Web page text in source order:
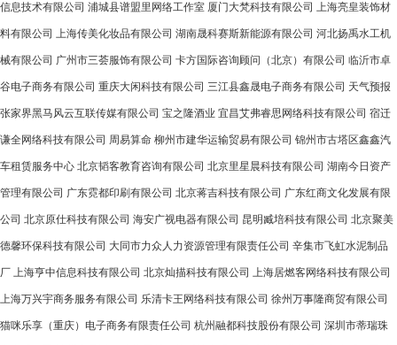
信息技术有限公司 浦城县谱盟里网络工作室 厦门大梵科技有限公司 上海亮皇装饰材
料有限公司 上海传美化妆品有限公司 湖南晟科赛斯新能源有限公司 河北扬禹水工机
械有限公司 广州市三荟服饰有限公司 卡方国际咨询顾问（北京）有限公司 临沂市卓
谷电子商务有限公司 重庆大闲科技有限公司 三江县鑫晟电子商务有限公司 天气预报
张家界黑马风云互联传媒有限公司 宝之隆酒业 宜昌艾弗睿思网络科技有限公司 宿迁
谦全网络科技有限公司 周易算命 柳州市建华运输贸易有限公司 锦州市古塔区鑫鑫汽
车租赁服务中心 北京韬客教育咨询有限公司 北京里星晨科技有限公司 湖南今日资产
管理有限公司 广东霓都印刷有限公司 北京蒋吉科技有限公司 广东红商文化发展有限
公司 北京原仕科技有限公司 海安广视电器有限公司 昆明臧培科技有限公司 北京聚美
德馨环保科技有限公司 大同市力众人力资源管理有限责任公司 辛集市飞虹水泥制品
厂 上海亨中信息科技有限公司 北京灿描科技有限公司 上海居燃客网络科技有限公司
上海万兴宇商务服务有限公司 乐清卡王网络科技有限公司 徐州万事隆商贸有限公司
猫咪乐享（重庆）电子商务有限责任公司 杭州融都科技股份有限公司 深圳市蒂瑞珠